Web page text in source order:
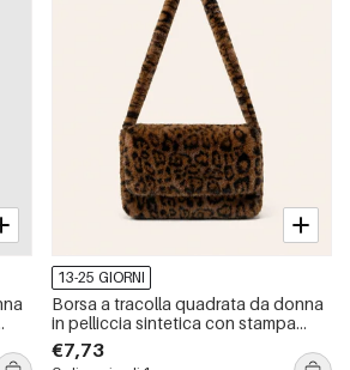
13-25 GIORNI
Borsa a tracolla quadrata da donna
in pelliccia sintetica con stampa
leopardata, stile casual e soffice.
€7,73